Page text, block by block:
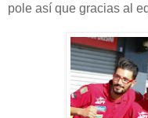
pole así que gracias al